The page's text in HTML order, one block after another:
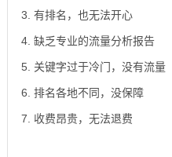
有排名，也无法开心
缺乏专业的流量分析报告
关键字过于冷门，没有流量
排名各地不同，没保障
收费昂贵，无法退费